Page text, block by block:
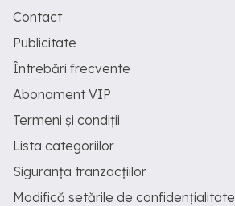
Contact
Publicitate
Întrebări frecvente
Abonament VIP
Termeni și condiții
Lista categoriilor
Siguranța tranzacțiilor
Modifică setările de confidențialitate